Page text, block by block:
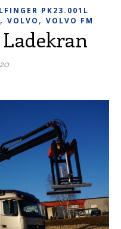
PK23.001L
, VOLVO , VOLVO FM